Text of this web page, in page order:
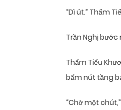
“Dì út.” Thẩm
Trần Nghị
Thẩm Tiểu
bấm nút tầng
“Chờ một